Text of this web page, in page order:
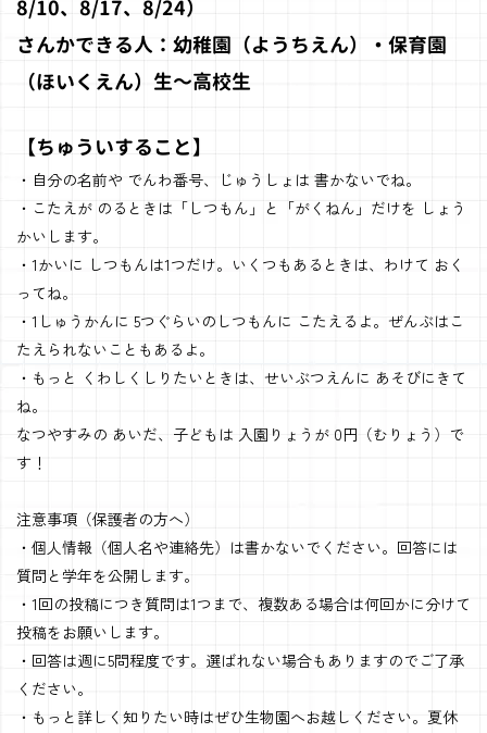
8/10、8/17、8/24）
さんかできる人：幼稚園（ようちえん）・保育園
（ほいくえん）生～高校生
【ちゅういすること】
・自分の名前や でんわ番号、じゅうしょは 書かないでね。
・こたえが のるときは「しつもん」と「がくねん」だけを しょう
かいします。
・1かいに しつもんは1つだけ。いくつもあるときは、わけて おく
ってね。
・1しゅうかんに 5つぐらいのしつもんに こたえるよ。ぜんぶはこ
たえられないこともあるよ。
・もっと くわしくしりたいときは、せいぶつえんに あそびにきて
ね。
なつやすみの あいだ、子どもは 入園りょうが 0円（むりょう）で
す！
注意事項（保護者の方へ）
・個人情報（個人名や連絡先）は書かないでください。回答には
質問と学年を公開します。
・1回の投稿につき質問は1つまで、複数ある場合は何回かに分けて
投稿をお願いします。
・回答は週に5問程度です。選ばれない場合もありますのでご了承
ください。
・もっと詳しく知りたい時はぜひ生物園へお越しください。夏休